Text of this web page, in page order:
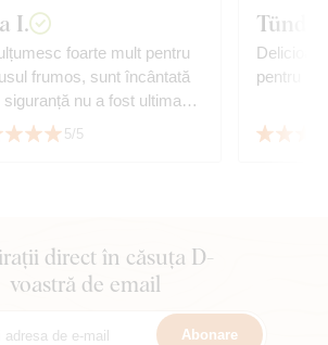
I.
foarte mult pentru
frumos, sunt încântată
siguranță nu a fost ultima
achiziție. Recomand cu
5/5
Tünde
pentru
direct în căsuța D-
voastră de email
Abonare